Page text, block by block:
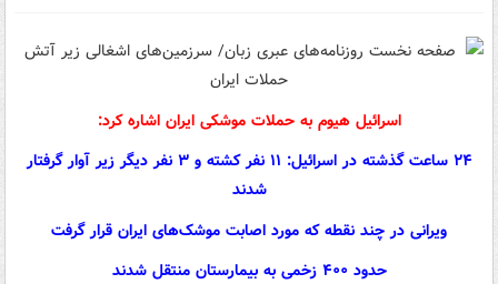
اسرائیل هیوم به حملات موشکی ایران اشاره کرد:
۲۴ ساعت گذشته در اسرائیل: ۱۱ نفر کشته و ۳ نفر دیگر زیر آوار گرفتار
شدند
ویرانی در چند نقطه که مورد اصابت موشک‌های ایران قرار گرفت
حدود ۴۰۰ زخمی به بیمارستان منتقل شدند